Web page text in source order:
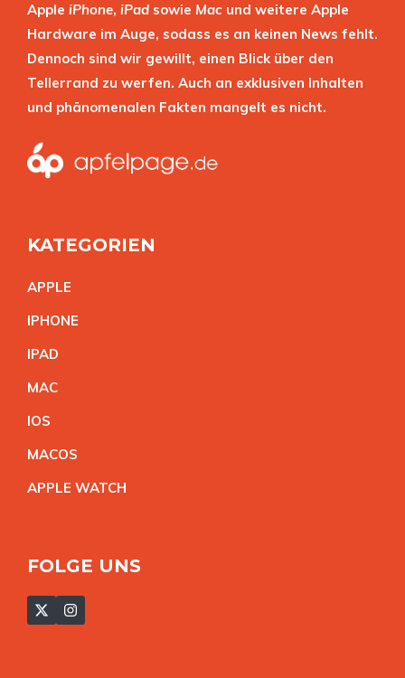
Apple iPhone, iPad sowie Mac und weitere Apple
Hardware im Auge, sodass es an keinen News fehlt.
Dennoch sind wir gewillt, einen Blick über den
Tellerrand zu werfen. Auch an exklusiven Inhalten
und phänomenalen Fakten mangelt es nicht.
KATEGORIEN
APPLE
IPHONE
IPAD
MAC
IOS
MACOS
APPLE WATCH
FOLGE UNS